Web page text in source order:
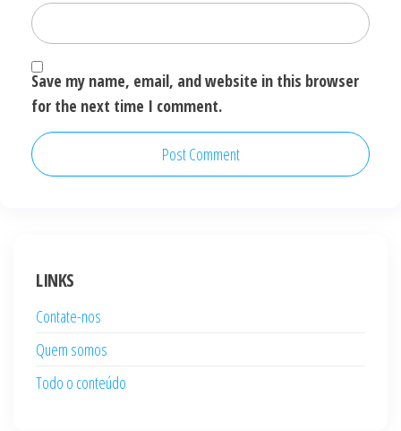
Save my name, email, and website in this browser
for the next time I comment.
LINKS
Contate-nos
Quem somos
Todo o conteúdo